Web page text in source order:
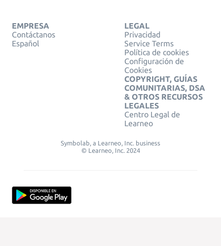
EMPRESA
Contáctanos
Español
LEGAL
Privacidad
Service Terms
Política de cookies
Configuración de
Cookies
COPYRIGHT, GUÍAS
COMUNITARIAS, DSA
& OTROS RECURSOS
LEGALES
Centro Legal de
Learneo
Symbolab, a Learneo, Inc. business
© Learneo, Inc. 2024